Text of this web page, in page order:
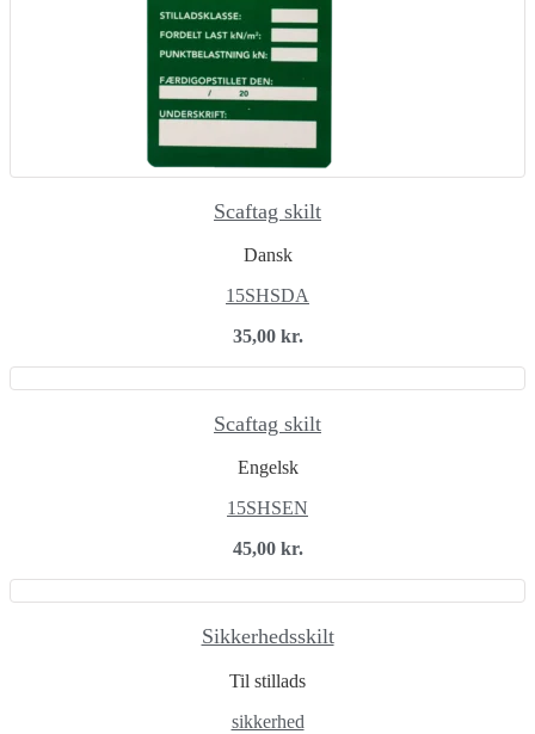
Scaftag skilt
Dansk
15SHSDA
35,00 kr.
Scaftag skilt
Engelsk
15SHSEN
45,00 kr.
Sikkerhedsskilt
Til stillads
sikkerhed